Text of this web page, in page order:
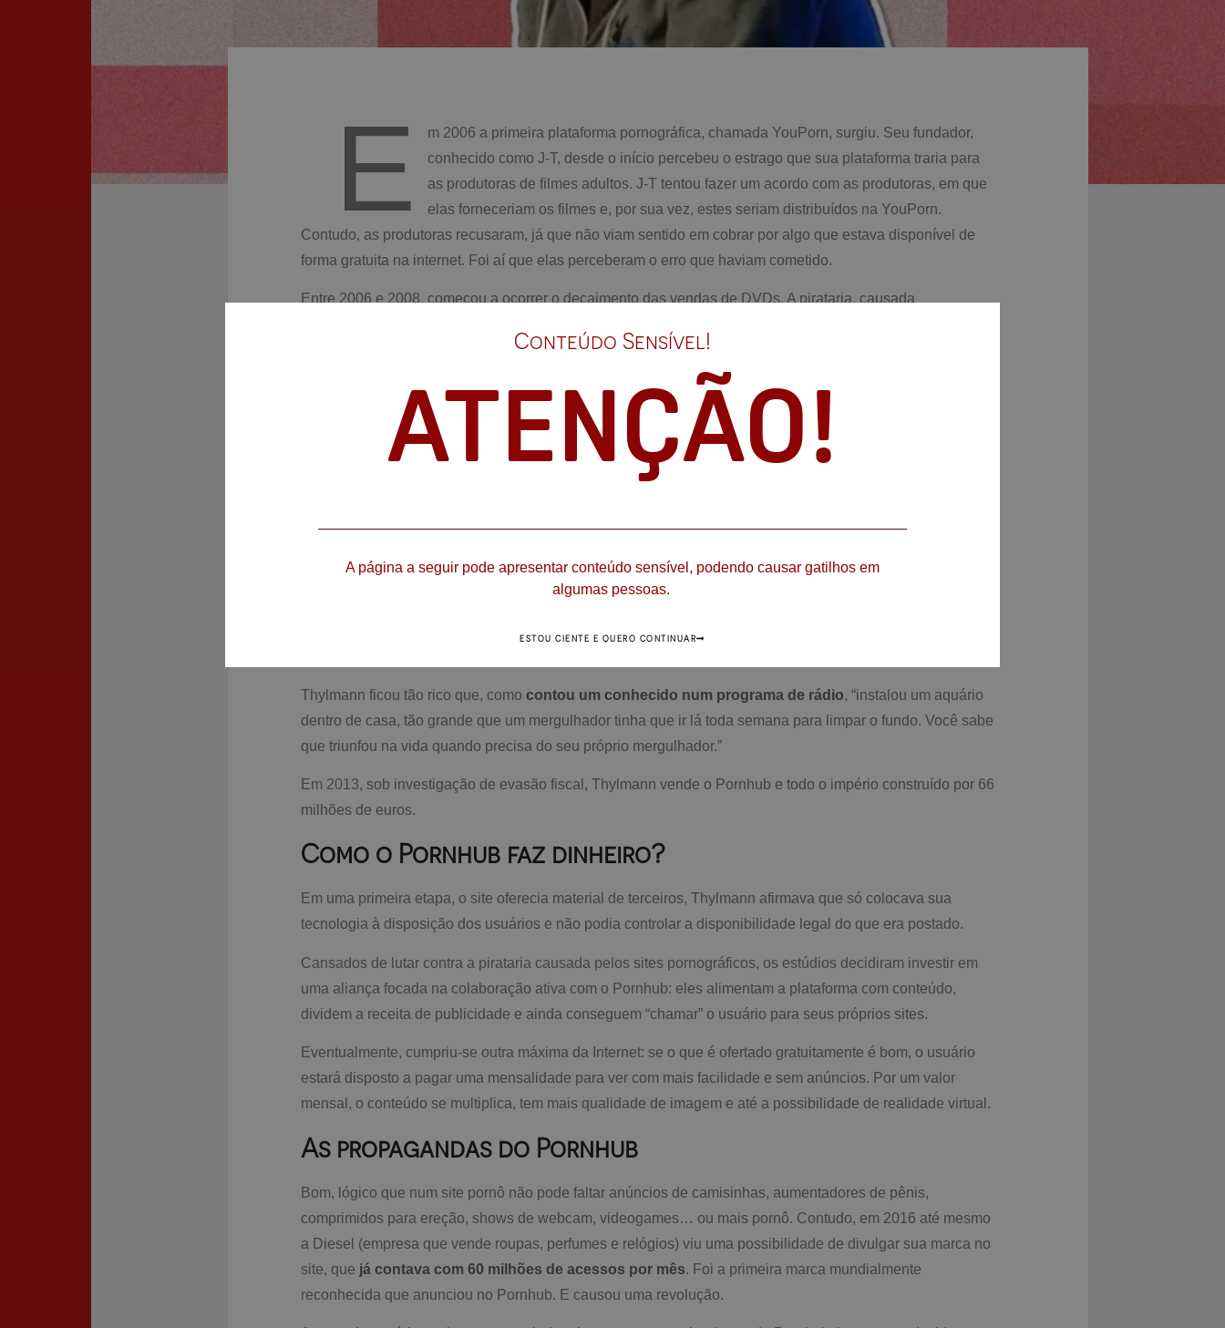
E
m 2006 a primeira plataforma pornográfica, chamada YouPorn, surgiu. Seu fundador,
conhecido como J-T, desde o início percebeu o estrago que sua plataforma traria para
as produtoras de filmes adultos. J-T tentou fazer um acordo com as produtoras, em que
elas forneceriam os filmes e, por sua vez, estes seriam distribuídos na YouPorn.
Contudo, as produtoras recusaram, já que não viam sentido em cobrar por algo que estava disponível de
forma gratuita na internet. Foi aí que elas perceberam o erro que haviam cometido.
Entre 2006 e 2008, começou a ocorrer o decaimento das vendas de DVDs. A pirataria, causada
Três anos após o surgimento da YouPorn, J-T decide vender a plataforma para um jovem chamado Fabian
Thylmann, que começa a comprar diversos sites pornográficos. Em 2010, Fabian compra a Mansef (junção
do nome de seus fundadores Stephane Manos e Ouissam Youssef) e muda seu nome para Manwin. Em
apenas três anos, Fabian se torna Rei da Pornografia e constrói o primeiro império multinacional do sexo.
inicialmente a plataforma oferecia apenas conteúdo pirateado das produtoras pornográficas e os vídeos
Thylmann ficou tão rico que, como contou um conhecido num programa de rádio, “instalou um aquário
dentro de casa, tão grande que um mergulhador tinha que ir lá toda semana para limpar o fundo. Você sabe
que triunfou na vida quando precisa do seu próprio mergulhador.”
Em 2013, sob investigação de evasão fiscal, Thylmann vende o Pornhub e todo o império construído por 66
milhões de euros.
Como o Pornhub faz dinheiro?
Em uma primeira etapa, o site oferecia material de terceiros, Thylmann afirmava que só colocava sua
tecnologia à disposição dos usuários e não podia controlar a disponibilidade legal do que era postado.
Cansados de lutar contra a pirataria causada pelos sites pornográficos, os estúdios decidiram investir em
uma aliança focada na colaboração ativa com o Pornhub: eles alimentam a plataforma com conteúdo,
dividem a receita de publicidade e ainda conseguem “chamar” o usuário para seus próprios sites.
Eventualmente, cumpriu-se outra máxima da Internet: se o que é ofertado gratuitamente é bom, o usuário
estará disposto a pagar uma mensalidade para ver com mais facilidade e sem anúncios. Por um valor
mensal, o conteúdo se multiplica, tem mais qualidade de imagem e até a possibilidade de realidade virtual.
As propagandas do Pornhub
Bom, lógico que num site pornô não pode faltar anúncios de camisinhas, aumentadores de pênis,
comprimidos para ereção, shows de webcam, videogames… ou mais pornô. Contudo, em 2016 até mesmo
a Diesel (empresa que vende roupas, perfumes e relógios) viu uma possibilidade de divulgar sua marca no
site, que já contava com 60 milhões de acessos por mês. Foi a primeira marca mundialmente
reconhecida que anunciou no Pornhub. E causou uma revolução.
Conteúdo Sensível!
ATENÇÃO!
A página a seguir pode apresentar conteúdo sensível, podendo causar gatilhos em
algumas pessoas.
ESTOU CIENTE E QUERO CONTINUAR